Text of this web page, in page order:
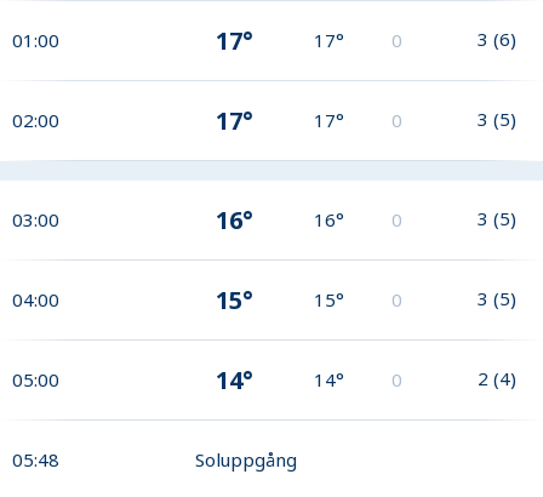
01:00 17° 17° 0 3 (6)
02:00 17° 17° 0 3 (5)
03:00 16° 16° 0 3 (5)
04:00 15° 15° 0 3 (5)
05:00 14° 14° 0 2 (4)
05:48 Soluppgång